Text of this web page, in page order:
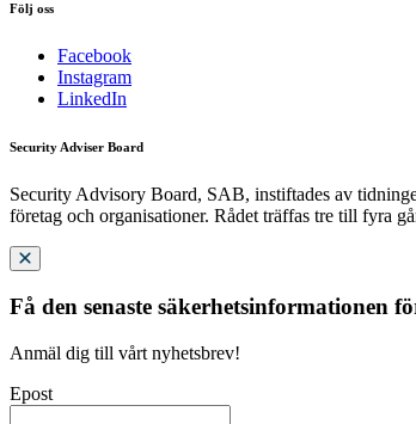
Följ oss
Facebook
Instagram
LinkedIn
Security Adviser Board
Security Advisory Board, SAB, instiftades av
företag och organisationer. Rådet träffas tre till fyra
Få den senaste säkerhetsinformationen
Anmäl dig till vårt nyhetsbrev!
Epost